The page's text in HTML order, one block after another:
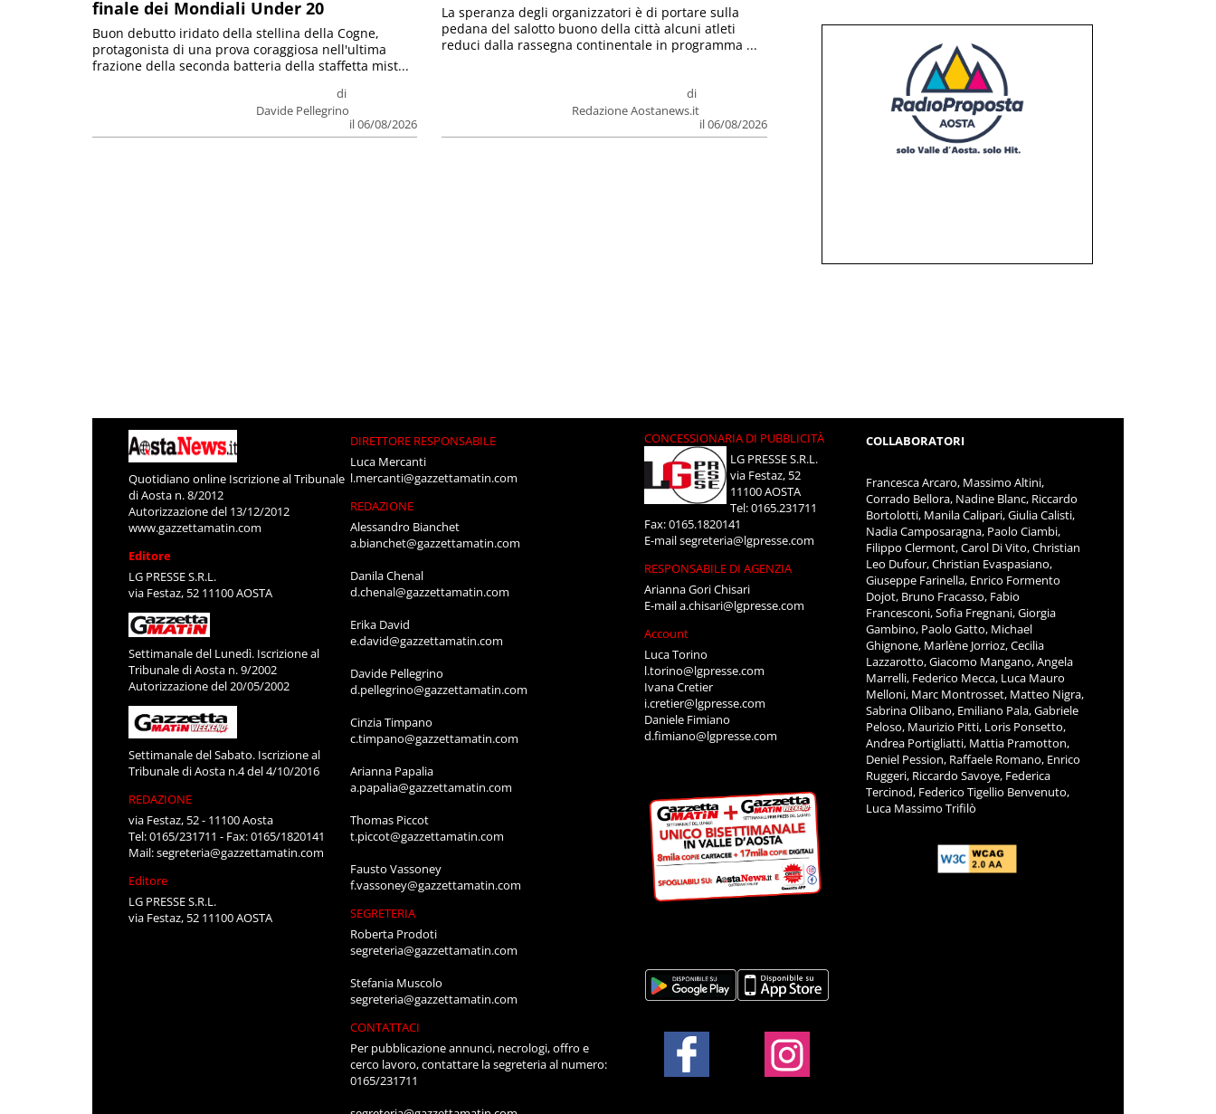
finale dei Mondiali Under 20
di
Davide Pellegrino
il 06/08/2026
Buon debutto iridato della stellina della Cogne,
protagonista di una prova coraggiosa nell'ultima
frazione della seconda batteria della staffetta mist...
di
Redazione Aostanews.it
il 06/08/2026
La speranza degli organizzatori è di portare sulla
pedana del salotto buono della città alcuni atleti
reduci dalla rassegna continentale in programma ...
Quotidiano online Iscrizione al Tribunale
di Aosta n. 8/2012
Autorizzazione del 13/12/2012
www.gazzettamatin.com
Editore
LG PRESSE S.R.L.
via Festaz, 52 11100 AOSTA
Settimanale del Lunedì. Iscrizione al
Tribunale di Aosta n. 9/2002
Autorizzazione del 20/05/2002
Settimanale del Sabato. Iscrizione al
Tribunale di Aosta n.4 del 4/10/2016
REDAZIONE
via Festaz, 52 - 11100 Aosta
Tel: 0165/231711 - Fax: 0165/1820141
Mail:segreteria@gazzettamatin.com
Editore
LG PRESSE S.R.L.
via Festaz, 52 11100 AOSTA
DIRETTORE RESPONSABILE
Luca Mercanti
l.mercanti@gazzettamatin.com
REDAZIONE
Alessandro Bianchet
a.bianchet@gazzettamatin.com
Danila Chenal
d.chenal@gazzettamatin.com
Erika David
e.david@gazzettamatin.com
Davide Pellegrino
d.pellegrino@gazzettamatin.com
Cinzia Timpano
c.timpano@gazzettamatin.com
Arianna Papalia
a.papalia@gazzettamatin.com
Thomas Piccot
t.piccot@gazzettamatin.com
Fausto Vassoney
f.vassoney@gazzettamatin.com
SEGRETERIA
Roberta Prodoti
segreteria@gazzettamatin.com
Stefania Muscolo
segreteria@gazzettamatin.com
CONTATTACI
Per pubblicazione annunci, necrologi, offro e
cerco lavoro, contattare la segreteria al numero:
0165/231711
CONCESSIONARIA DI PUBBLICITÀ
LG PRESSE S.R.L.
via Festaz, 52
11100 AOSTA
Tel: 0165.231711
Fax: 0165.1820141
E-mailsegreteria@lgpresse.com
RESPONSABILE DI AGENZIA
Arianna Gori Chisari
E-maila.chisari@lgpresse.com
Account
Luca Torino
l.torino@lgpresse.com
Ivana Cretier
i.cretier@lgpresse.com
Daniele Fimiano
d.fimiano@lgpresse.com
COLLABORATORI
Francesca Arcaro, Massimo Altini,
Corrado Bellora, Nadine Blanc, Riccardo
Bortolotti, Manila Calipari, Giulia Calisti,
Nadia Camposaragna, Paolo Ciambi,
Filippo Clermont, Carol Di Vito, Christian
Leo Dufour, Christian Evaspasiano,
Giuseppe Farinella, Enrico Formento
Dojot, Bruno Fracasso, Fabio
Francesconi, Sofia Fregnani, Giorgia
Gambino, Paolo Gatto, Michael
Ghignone, Marlène Jorrioz, Cecilia
Lazzarotto, Giacomo Mangano, Angela
Marrelli, Federico Mecca, Luca Mauro
Melloni, Marc Montrosset, Matteo Nigra,
Sabrina Olibano, Emiliano Pala, Gabriele
Peloso, Maurizio Pitti, Loris Ponsetto,
Andrea Portigliatti, Mattia Pramotton,
Deniel Pession, Raffaele Romano, Enrico
Ruggeri, Riccardo Savoye, Federica
Tercinod, Federico Tigellio Benvenuto,
Luca Massimo Trifilò